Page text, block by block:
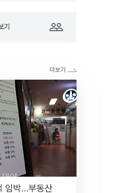
기
임박…부동산